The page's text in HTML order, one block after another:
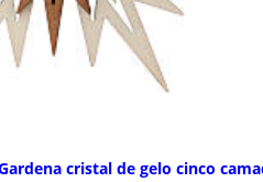
cristal de gelo cinco